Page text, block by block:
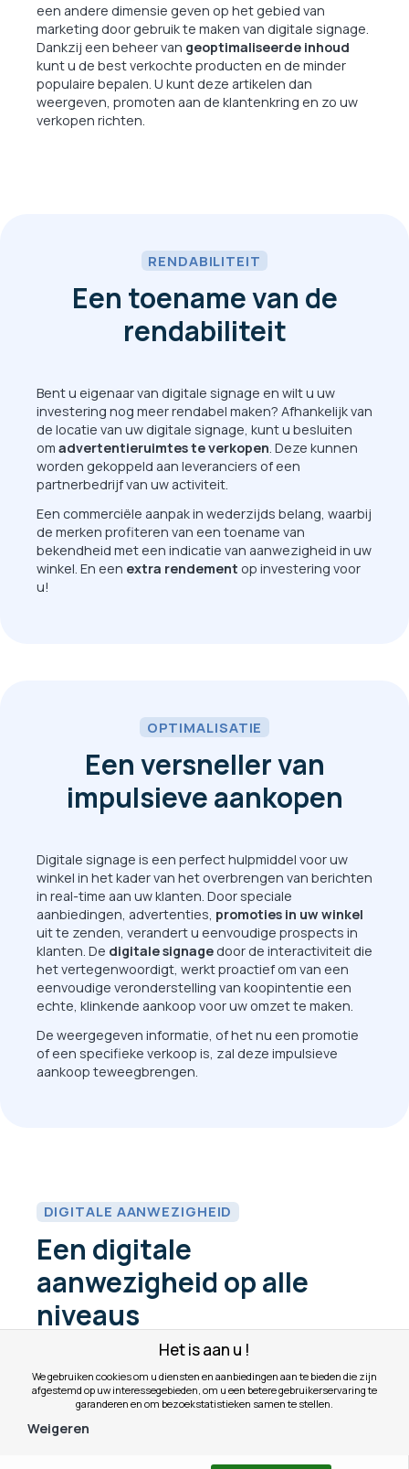
een andere dimensie geven op het gebied van
marketing door gebruik te maken van digitale signage.
Dankzij een beheer van geoptimaliseerde inhoud
kunt u de best verkochte producten en de minder
populaire bepalen. U kunt deze artikelen dan
weergeven, promoten aan de klantenkring en zo uw
verkopen richten.
RENDABILITEIT
Een toename van de
rendabiliteit
Bent u eigenaar van digitale signage en wilt u uw
investering nog meer rendabel maken? Afhankelijk van
de locatie van uw digitale signage, kunt u besluiten
om advertentieruimtes te verkopen. Deze kunnen
worden gekoppeld aan leveranciers of een
partnerbedrijf van uw activiteit.
Een commerciële aanpak in wederzijds belang, waarbij
de merken profiteren van een toename van
bekendheid met een indicatie van aanwezigheid in uw
winkel. En een extra rendement op investering voor
u!
OPTIMALISATIE
Een versneller van
impulsieve aankopen
Digitale signage is een perfect hulpmiddel voor uw
winkel in het kader van het overbrengen van berichten
in real-time aan uw klanten. Door speciale
aanbiedingen, advertenties, promoties in uw winkel
uit te zenden, verandert u eenvoudige prospects in
klanten. De digitale signage door de interactiviteit die
het vertegenwoordigt, werkt proactief om van een
eenvoudige veronderstelling van koopintentie een
echte, klinkende aankoop voor uw omzet te maken.
De weergegeven informatie, of het nu een promotie
of een specifieke verkoop is, zal deze impulsieve
aankoop teweegbrengen.
DIGITALE AANWEZIGHEID
Een digitale
aanwezigheid op alle
niveaus
De zichtbaarheid van een winkel vergrotenis een
cruciale uitdaging. En het belang van sociale
netwerken is een onmisbaar element. Ze genereren
nieuwe klanten, waarderen uw activiteit en geven een
Het is aan u !
We gebruiken cookies om u diensten en aanbiedingen aan te bieden die zijn
afgestemd op uw interessegebieden, om u een betere gebruikerservaring te
garanderen en om bezoekstatistieken samen te stellen.
Weigeren